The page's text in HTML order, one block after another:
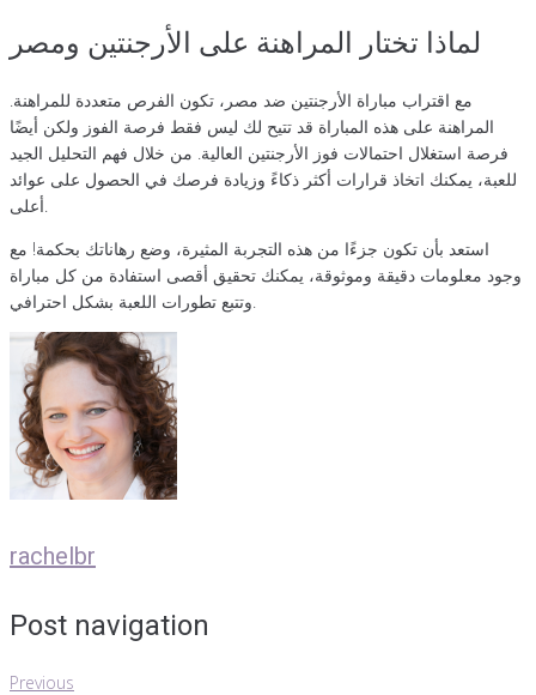
لماذا تختار المراهنة على الأرجنتين ومصر
مع اقتراب مباراة الأرجنتين ضد مصر، تكون الفرص متعددة للمراهنة.
المراهنة على هذه المباراة قد تتيح لك ليس فقط فرصة الفوز ولكن أيضًا
فرصة استغلال احتمالات فوز الأرجنتين العالية. من خلال فهم التحليل الجيد
للعبة، يمكنك اتخاذ قرارات أكثر ذكاءً وزيادة فرصك في الحصول على عوائد
أعلى.
استعد بأن تكون جزءًا من هذه التجربة المثيرة، وضع رهاناتك بحكمة! مع
وجود معلومات دقيقة وموثوقة، يمكنك تحقيق أقصى استفادة من كل مباراة
وتتبع تطورات اللعبة بشكل احترافي.
rachelbr
Post navigation
Previous